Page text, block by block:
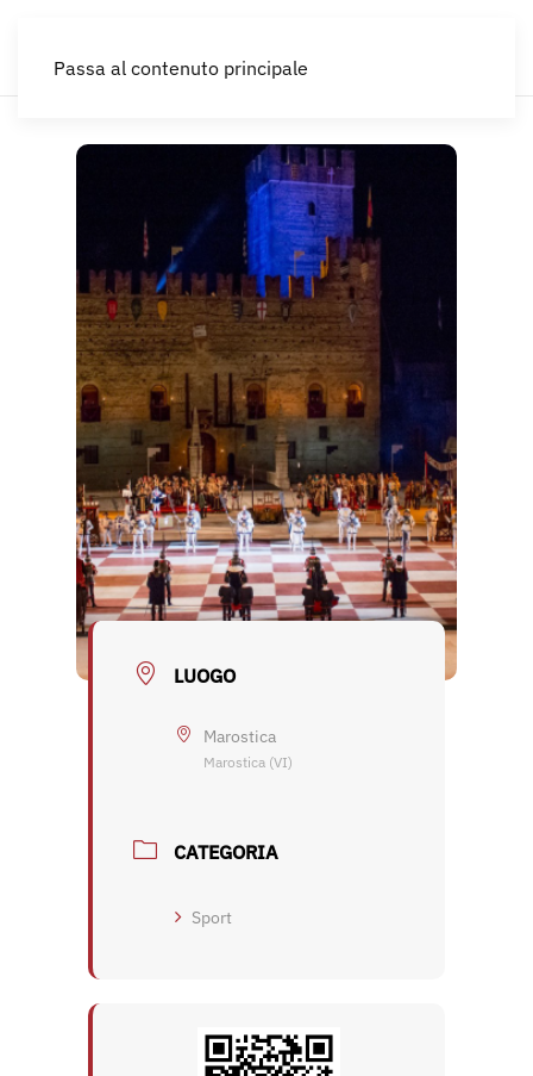
Passa al contenuto principale
LUOGO
Marostica
Marostica (VI)
CATEGORIA
Sport